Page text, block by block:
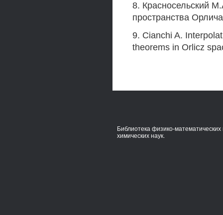
8. Красносельский
пространства
9. Cianchi A.
theorems in Orlicz
Библиотека физико-математических
химических наук.